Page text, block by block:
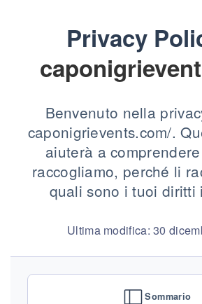
Privacy
Benvenuto nella
caponigrievents.com/.
aiuterà a
raccogliamo, perché li
quali sono i tuoi diritti
Ultima modifica: 30
Sommario